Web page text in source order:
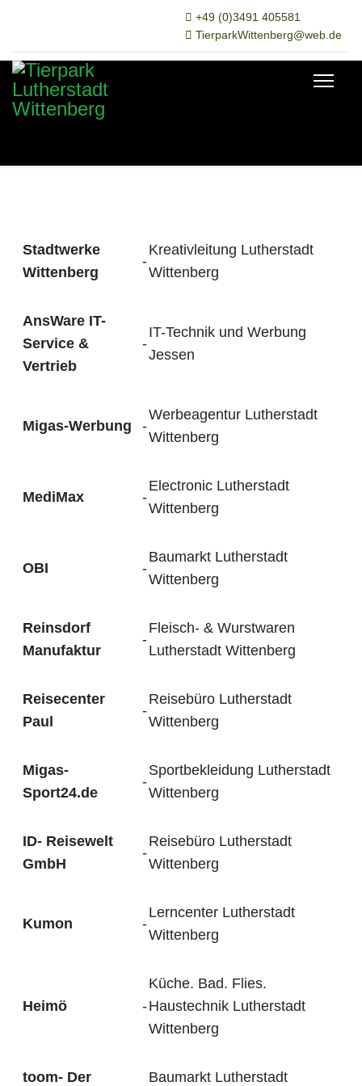
+49 (0)3491 405581
TierparkWittenberg@web.de
Stadtwerke
Wittenberg
-
Kreativleitung Lutherstadt
Wittenberg
AnsWare IT-
Service &
Vertrieb
-
IT-Technik und Werbung
Jessen
Migas-Werbung -
Werbeagentur Lutherstadt
Wittenberg
MediMax -
Electronic Lutherstadt
Wittenberg
OBI -
Baumarkt Lutherstadt
Wittenberg
Reinsdorf
Manufaktur
-
Fleisch- & Wurstwaren
Lutherstadt Wittenberg
Reisecenter
Paul
-
Reisebüro Lutherstadt
Wittenberg
Migas-
Sport24.de
-
Sportbekleidung Lutherstadt
Wittenberg
ID- Reisewelt
GmbH
-
Reisebüro Lutherstadt
Wittenberg
Kumon -
Lerncenter Lutherstadt
Wittenberg
Heimö -
Küche. Bad. Flies.
Haustechnik Lutherstadt
Wittenberg
toom- Der Baumarkt Lutherstadt